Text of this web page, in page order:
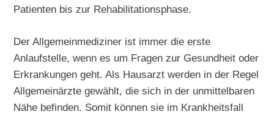
Patienten bis zur Rehabilitationsphase.
Der Allgemeinmediziner ist immer die erste
Anlaufstelle, wenn es um Fragen zur Gesundheit oder
Erkrankungen geht. Als Hausarzt werden in der Regel
Allgemeinärzte gewählt, die sich in der unmittelbaren
Nähe befinden. Somit können sie im Krankheitsfall